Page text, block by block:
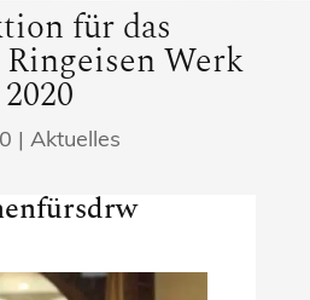
für das
Werk
2020
Aktuelles